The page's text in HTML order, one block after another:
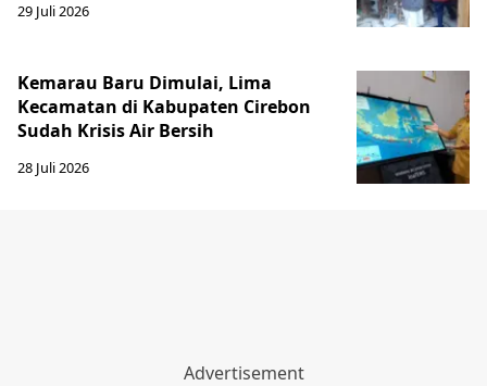
29 Juli 2026
Kemarau Baru Dimulai, Lima
Kecamatan di Kabupaten Cirebon
Sudah Krisis Air Bersih
28 Juli 2026